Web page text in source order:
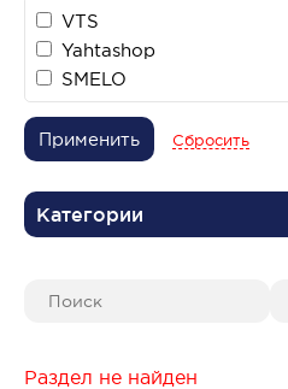
VTS
Yahtashop
SMELO
Применить Сбросить
Категории
Раздел не найден